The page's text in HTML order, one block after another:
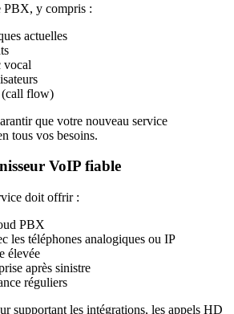
PBX, y compris :
actuelles
vocal
(call flow)
que votre nouveau service
tous vos besoins.
VoIP fiable
doit offrir :
PBX
les téléphones analogiques ou IP
élevée
après sinistre
réguliers
supportant les intégrations, les appels HD